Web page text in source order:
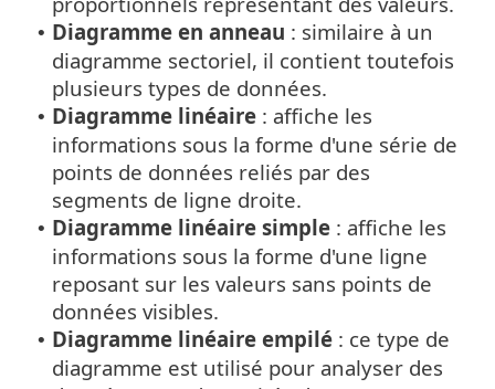
• Diagramme en anneau : similaire à un
diagramme sectoriel, il contient toutefois
plusieurs types de données.
• Diagramme linéaire : affiche les
informations sous la forme d'une série de
points de données reliés par des
segments de ligne droite.
• Diagramme linéaire simple : affiche les
informations sous la forme d'une ligne
reposant sur les valeurs sans points de
données visibles.
• Diagramme linéaire empilé : ce type de
diagramme est utilisé pour analyser des